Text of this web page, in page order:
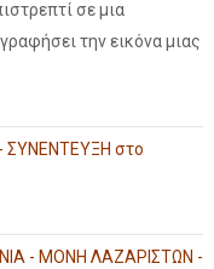
σε μια
την εικόνα μιας
ΣΥΝΕΝΤΕΥΞΗ στο
- ΜΟΝΗ ΛΑΖΑΡΙΣΤΩΝ -